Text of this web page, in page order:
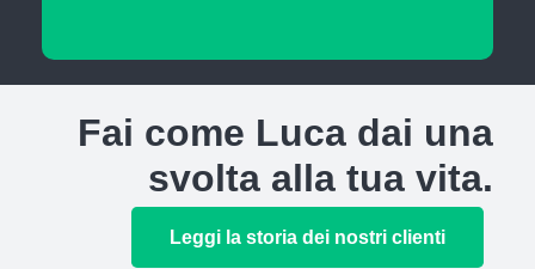
Fai come Luca dai una
svolta alla tua vita.
Leggi la storia dei nostri clienti